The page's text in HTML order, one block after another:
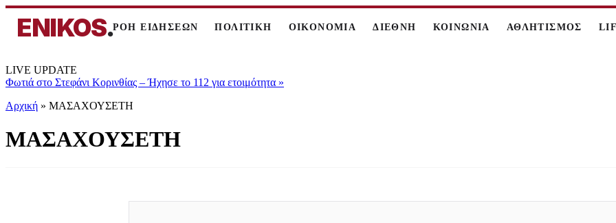
ENIKOS.ΡΟΗ ΕΙΔΗΣΕΩΝ ΠΟΛΙΤΙΚΗ ΟΙΚΟΝΟΜΙΑ ΔΙΕΘΝΗ ΚΟΙΝΩΝΙΑ ΑΘΛΗΤΙΣΜΟΣ
LIVE UPDATE
Φωτιά στο Στεφάνι Κορινθίας – Ήχησε το 112 για ετοιμότητα »
Αρχική » ΜΑΣΑΧΟΥΣΕΤΗ
ΜΑΣΑΧΟΥΣΕΤΗ